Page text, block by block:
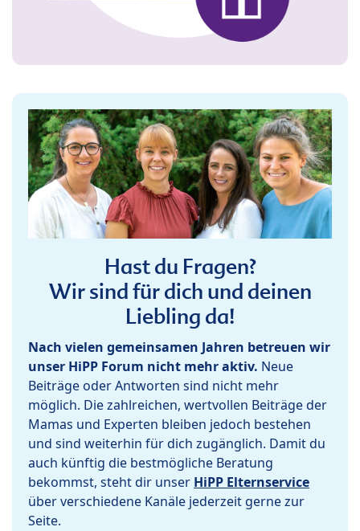
Hast du Fragen?
Wir sind für dich und deinen
Liebling da!
Nach vielen gemeinsamen Jahren betreuen wir
unser HiPP Forum nicht mehr aktiv. Neue
Beiträge oder Antworten sind nicht mehr
möglich. Die zahlreichen, wertvollen Beiträge der
Mamas und Experten bleiben jedoch bestehen
und sind weiterhin für dich zugänglich. Damit du
auch künftig die bestmögliche Beratung
bekommst, steht dir unser HiPP Elternservice
über verschiedene Kanäle jederzeit gerne zur
Seite.